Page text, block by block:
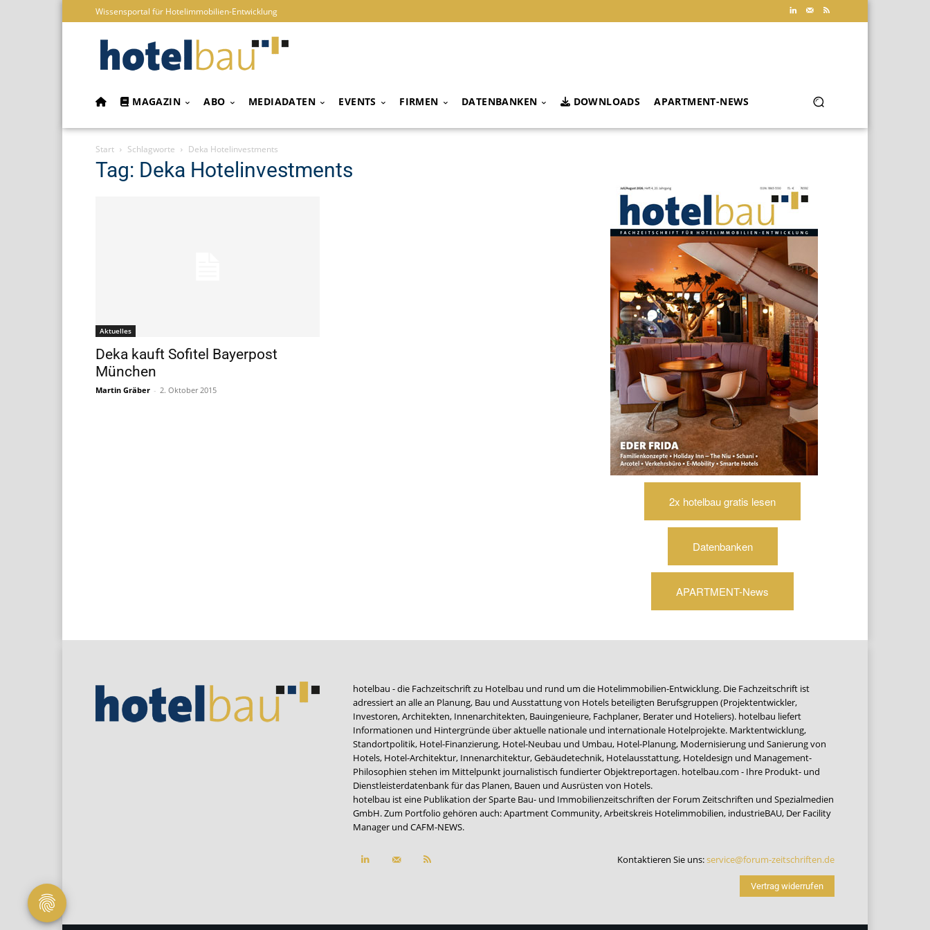
Wissensportal für Hotelimmobilien-Entwicklung
MAGAZIN ABO MEDIADATEN EVENTS FIRMEN DATENBANKEN DOWNLOADS APARTMENT-NEWS
Start Schlagworte Deka Hotelinvestments
Tag: Deka Hotelinvestments
Aktuelles
Deka kauft Sofitel Bayerpost
München
Martin Gräber - 2. Oktober 2015
2x hotelbau gratis lesen
Datenbanken
APARTMENT-News
hotelbau - die Fachzeitschrift zu Hotelbau und rund um die Hotelimmobilien-Entwicklung. Die Fachzeitschrift ist
adressiert an alle an Planung, Bau und Ausstattung von Hotels beteiligten Berufsgruppen (Projektentwickler,
Investoren, Architekten, Innenarchitekten, Bauingenieure, Fachplaner, Berater und Hoteliers). hotelbau liefert
Informationen und Hintergründe über aktuelle nationale und internationale Hotelprojekte. Marktentwicklung,
Standortpolitik, Hotel-Finanzierung, Hotel-Neubau und Umbau, Hotel-Planung, Modernisierung und Sanierung von
Hotels, Hotel-Architektur, Innenarchitektur, Gebäudetechnik, Hotelausstattung, Hoteldesign und Management-
Philosophien stehen im Mittelpunkt journalistisch fundierter Objektreportagen. hotelbau.com - Ihre Produkt- und
Dienstleisterdatenbank für das Planen, Bauen und Ausrüsten von Hotels.
hotelbau ist eine Publikation der Sparte Bau- und Immobilienzeitschriften der Forum Zeitschriften und Spezialmedien
GmbH. Zum Portfolio gehören auch:Apartment Community,Arbeitskreis Hotelimmobilien, industrieBAU, Der Facility
Manager und CAFM-NEWS.
Kontaktieren Sie uns:service@forum-zeitschriften.de
Vertrag widerrufen